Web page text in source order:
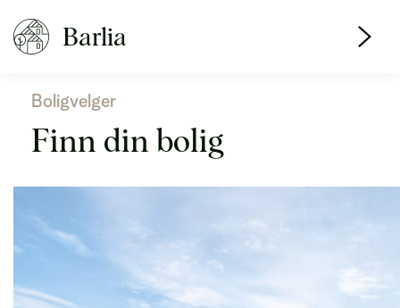
Barlia
Boligvelger
Finn din bolig